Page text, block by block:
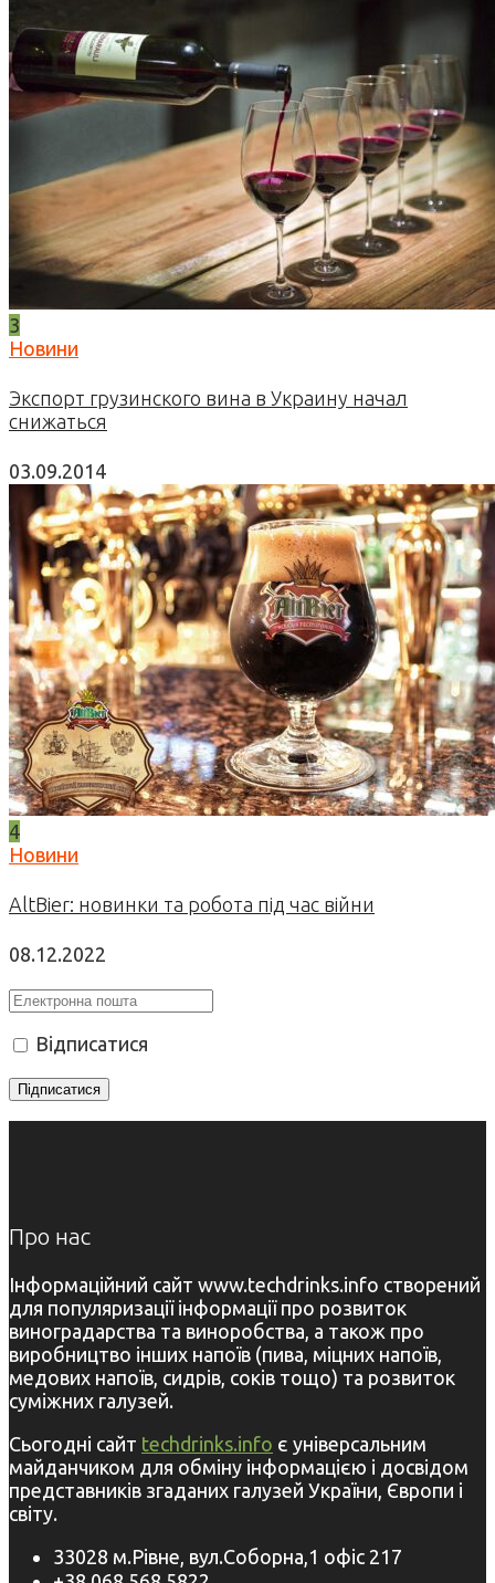
3
Новини
Экспорт грузинского вина в Украину начал
снижаться
03.09.2014
4
Новини
AltBier: новинки та робота під час війни
08.12.2022
Відписатися
Про нас
Інформаційний сайт www.techdrinks.info створений
для популяризації інформації про розвиток
виноградарства та виноробства, а також про
виробництво інших напоїв (пива, міцних напоїв,
медових напоїв, сидрів, соків тощо) та розвиток
суміжних галузей.
Сьогодні сайт techdrinks.info є універсальним
майданчиком для обміну інформацією і досвідом
представників згаданих галузей України, Європи і
світу.
33028 м.Рівне, вул.Соборна,1 офіс 217